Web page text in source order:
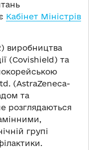
Кабінет Міністрів
виробництва
(Covishield) та
(AstraZeneca-
та
розглядаються
групі